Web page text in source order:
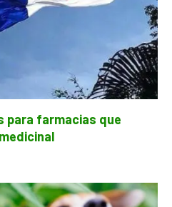
para farmacias que